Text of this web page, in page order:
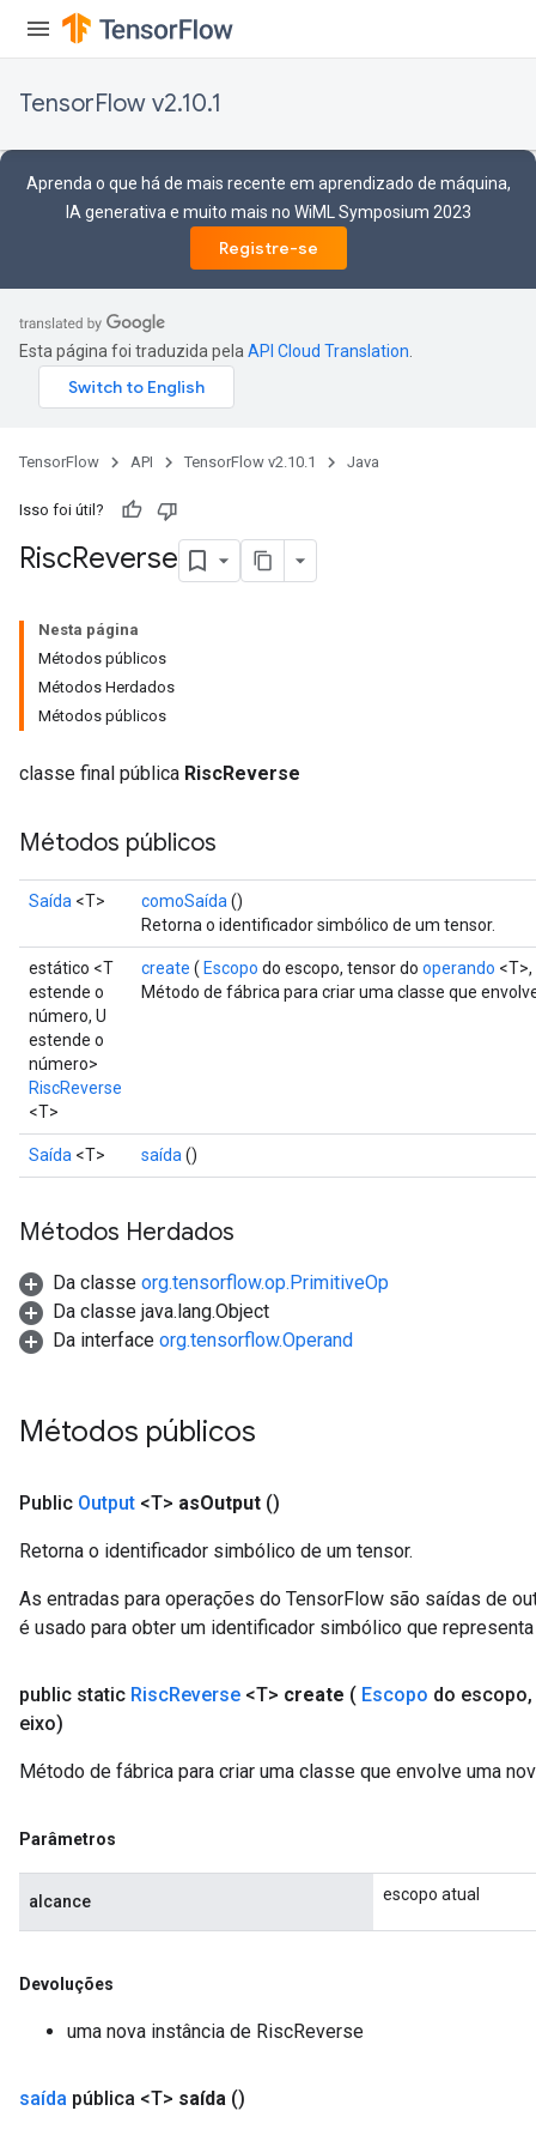
TensorFlow v2.10.1
Aprenda o que há de mais recente em aprendizado de máquina,
IA generativa e muito mais no WiML Symposium 2023
Registre-se
Esta página foi traduzida pela API Cloud Translation
TensorFlow API TensorFlow v2.10.1 Java
Isso foi útil?
RiscReverse
Nesta página
Métodos públicos
Métodos Herdados
Métodos públicos
classe final pública RiscReverse
Métodos públicos
Saída <T> comoSaída ()
Retorna o identificador simbólico de um tensor.
estático <T
estende o
número, U
estende o
número>
RiscReverse
<T>
create ( Escopo do escopo, tensor do operando
Método de fábrica para criar uma classe que
Saída <T> saída ()
Métodos Herdados
Da classe org.tensorflow.op.PrimitiveOp
Da classe java.lang.Object
Da interface org.tensorflow.Operand
Métodos públicos
Public Output <T> asOutput ()
Retorna o identificador simbólico de um tensor.
As entradas para operações do TensorFlow são saídas de
é usado para obter um identificador simbólico que
public static RiscReverse <T> create ( Escopo do escopo,
eixo)
Método de fábrica para criar uma classe que envolve uma
Parâmetros
alcance escopo atual
Devoluções
uma nova instância de RiscReverse
saída pública <T> saída ()